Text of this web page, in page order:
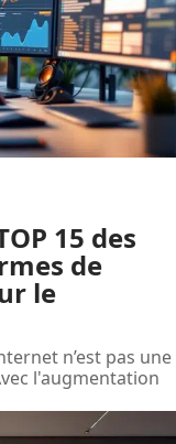
15 des
de
le
n’est pas une
l'augmentation